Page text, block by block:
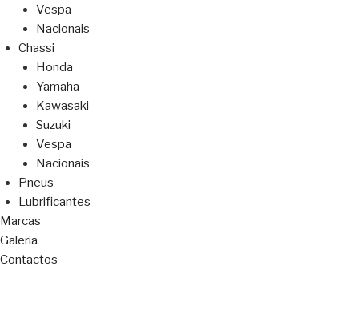
Vespa
Nacionais
Chassi
Honda
Yamaha
Kawasaki
Suzuki
Vespa
Nacionais
Pneus
Lubrificantes
Marcas
Galeria
Contactos